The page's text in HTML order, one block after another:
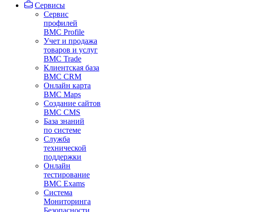
Сервисы
Сервис
профилей
BMC Profile
Учет и продажа
товаров и услуг
BMC Trade
Клиентская база
BMC CRM
Онлайн карта
BMC Maps
Создание сайтов
BMC CMS
База знаний
по системе
Служба
технической
поддержки
Онлайн
тестирование
BMC Exams
Система
Мониторинга
Безопасности